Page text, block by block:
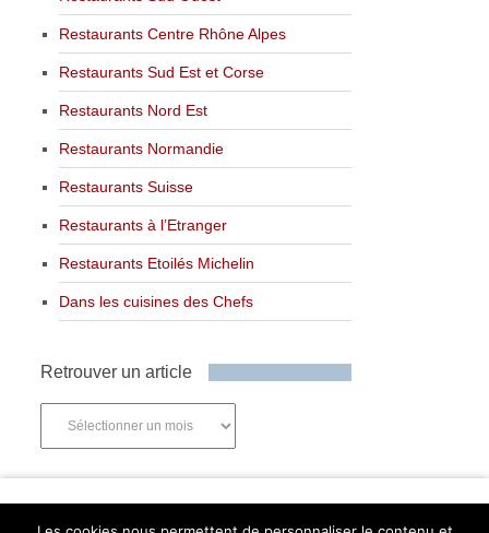
Restaurants Centre Rhône Alpes
Restaurants Sud Est et Corse
Restaurants Nord Est
Restaurants Normandie
Restaurants Suisse
Restaurants à l’Etranger
Restaurants Etoilés Michelin
Dans les cuisines des Chefs
Retrouver un article